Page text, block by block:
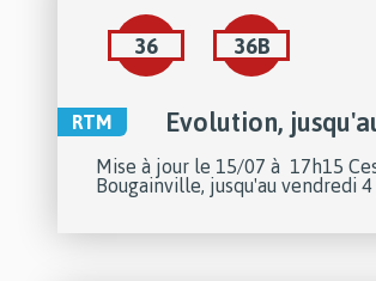
36 36B
RTM Evolution,
Mise à jour le 15/07 à 17h15
Bougainville, jusqu'au vendredi